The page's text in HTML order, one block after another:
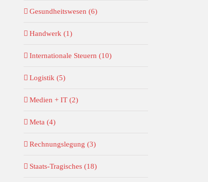
Gesundheitswesen (6)
Handwerk (1)
Internationale Steuern (10)
Logistik (5)
Medien + IT (2)
Meta (4)
Rechnungslegung (3)
Staats-Tragisches (18)